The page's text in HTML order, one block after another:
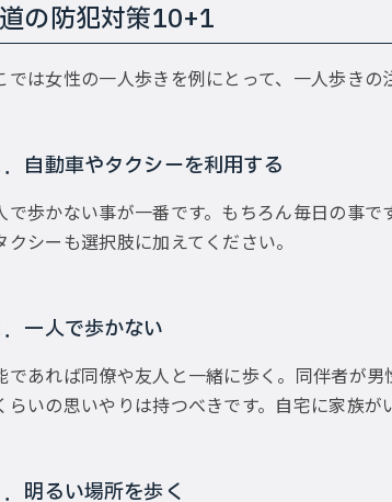
の防犯対策10+1
では女性の一人歩きを例にとって、一人歩きの
．自動車やタクシーを利用する
で歩かない事が一番です。もちろん毎日の事
クシーも選択肢に加えてください。
．一人で歩かない
であれば同僚や友人と一緒に歩く。同伴者が
らいの思いやりは持つべきです。自宅に家族が
．明るい場所を歩く